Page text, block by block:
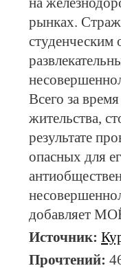
рынках.
Всего за
жительства,
результате
опасных для
добавляет
Источник:
Прочтений: